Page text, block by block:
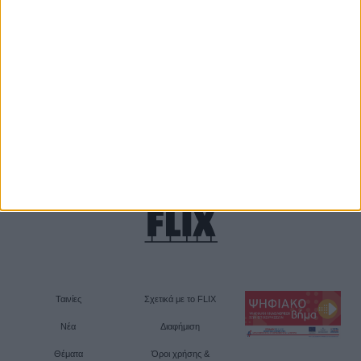
Ταινίες
Νέα
Θέματα
Σχετικά με το FLIX
Διαφήμιση
Όροι χρήσης &